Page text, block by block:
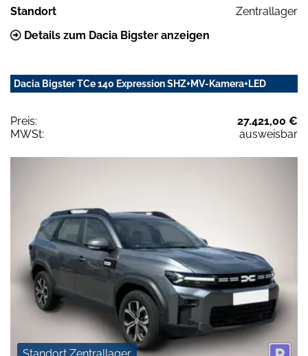
Standort
Zentrallager
Details zum Dacia Bigster anzeigen
Dacia Bigster TCe 140 Expression SHZ+MV-Kamera+LED
Preis:
27.421,00 €
MWSt:
ausweisbar